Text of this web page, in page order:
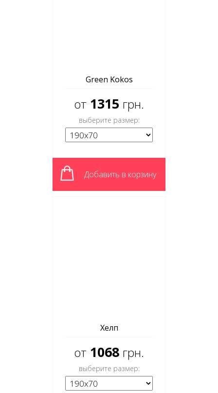
Green Kokos
от 1315 грн.
выберите размер:
Добавить в корзину
Хелп
от 1068 грн.
выберите размер: